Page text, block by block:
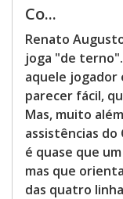
Co...
Renato
joga "de
aquele jogador
parecer fácil,
Mas, muito
assistências do
é quase que
mas que
das quatro